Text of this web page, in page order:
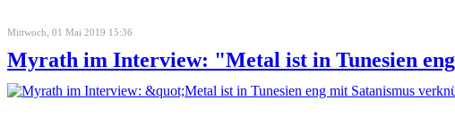
Mittwoch, 01 Mai 2019 15:36
Myrath im Interview: "Metal ist in Tunesien